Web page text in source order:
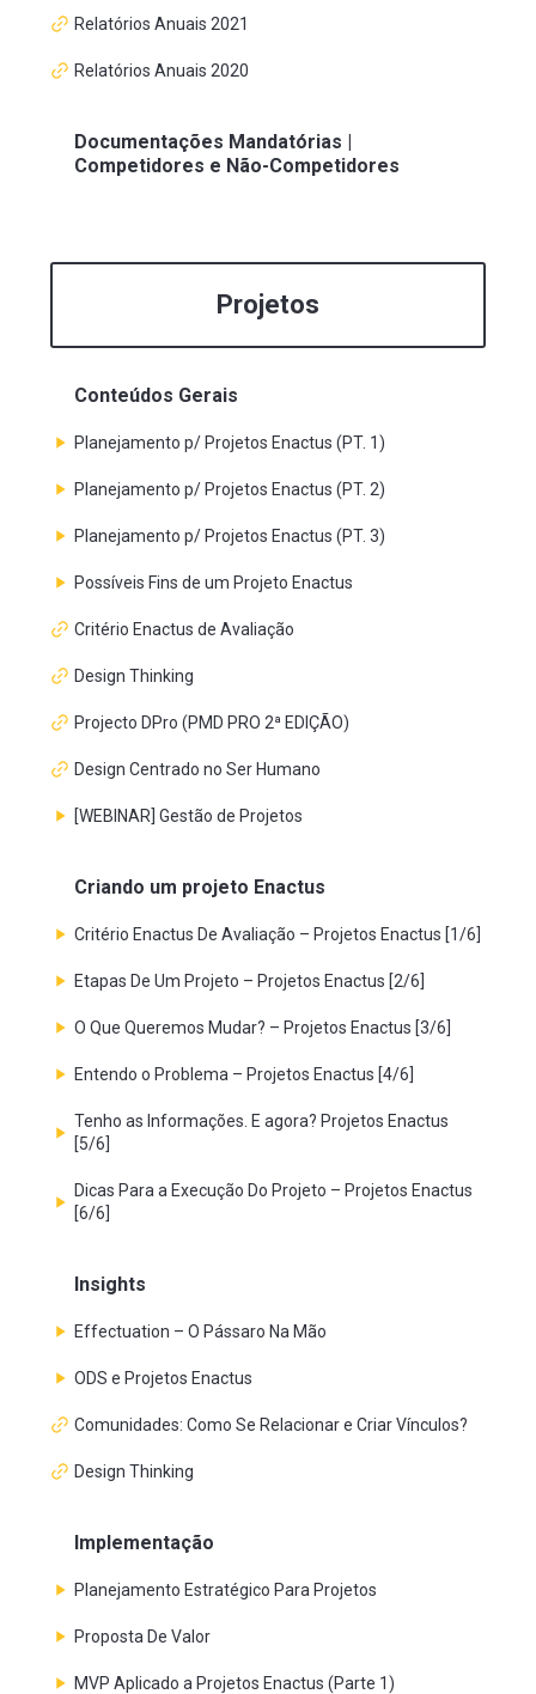
Relatórios Anuais 2021
Relatórios Anuais 2020
Documentações Mandatórias |
Competidores e Não-Competidores
Projetos
Conteúdos Gerais
Planejamento p/ Projetos Enactus (PT. 1)
Planejamento p/ Projetos Enactus (PT. 2)
Planejamento p/ Projetos Enactus (PT. 3)
Possíveis Fins de um Projeto Enactus
Critério Enactus de Avaliação
Design Thinking
Projecto DPro (PMD PRO 2ª EDIÇÃO)
Design Centrado no Ser Humano
[WEBINAR] Gestão de Projetos
Criando um projeto Enactus
Critério Enactus De Avaliação – Projetos Enactus [1/6]
Etapas De Um Projeto – Projetos Enactus [2/6]
O Que Queremos Mudar? – Projetos Enactus [3/6]
Entendo o Problema – Projetos Enactus [4/6]
Tenho as Informações. E agora? Projetos Enactus
[5/6]
Dicas Para a Execução Do Projeto – Projetos Enactus
[6/6]
Insights
Effectuation – O Pássaro Na Mão
ODS e Projetos Enactus
Comunidades: Como Se Relacionar e Criar Vínculos?
Design Thinking
Implementação
Planejamento Estratégico Para Projetos
Proposta De Valor
MVP Aplicado a Projetos Enactus (Parte 1)